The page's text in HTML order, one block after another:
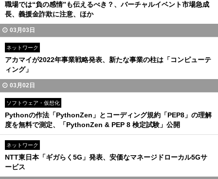
職場では“負の感情”も伝えるべき？、バーチャルイベント市場急成
長、義援金詐欺に注意、ほか
03月03日
ネットワーク
アカマイが2022年事業戦略発表、新たな事業の柱は「コンピューテ
ィング」
03月02日
ソフトウェア・仮想化
Pythonの作法「PythonZen」とコーディング規約「PEP8」の理解
度を無料で測定、「PythonZen & PEP 8 検定試験」公開
ネットワーク
NTT東日本「ギガらく5G」発表、安価なマネージドローカル5Gサ
ービス